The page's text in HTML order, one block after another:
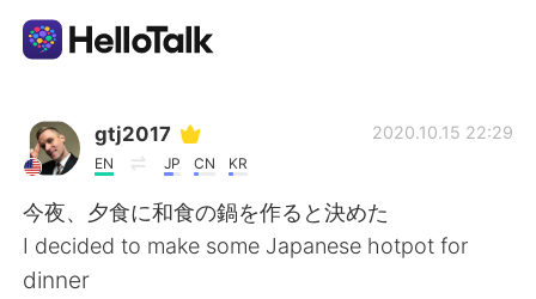
Aplicación de intercambio de idiomas
Español
gtj2017
EN JP CN KR
2020.10.15 22:29
今夜、夕食に和食の鍋を作ると決めた
I decided to make some Japanese hotpot for
dinner